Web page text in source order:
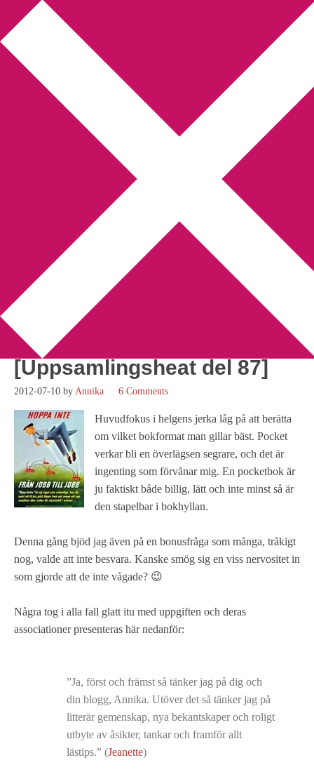
Annikas litteratur-
och kulturblogg
Deckare, kriminalromaner, thrillers
Hem Författarfemman
Webbshop Amazon
Bokbloggsjerka Bloggmaraton
Kriminalroman Min tv-blogg
You are here: Bokbloggsjerka
Vad betyder ordet jerka
egentligen? [Uppsamlingsheat del 87]
Vad betyder ordet jerka
egentligen?
[Uppsamlingsheat del 87]
2012-07-10 by Annika 6 Comments
Huvudfokus i helgens jerka låg på att berätta
om vilket bokformat man gillar bäst. Pocket
verkar bli en överlägsen segrare, och det är
ingenting som förvånar mig. En pocketbok är
ju faktiskt både billig, lätt och inte minst så är
den stapelbar i bokhyllan.
Denna gång bjöd jag även på en bonusfråga som många, tråkigt
nog, valde att inte besvara. Kanske smög sig en viss nervositet in
som gjorde att de inte vågade? 😉
Några tog i alla fall glatt itu med uppgiften och deras
associationer presenteras här nedanför:
”Ja, först och främst så tänker jag på dig och
din blogg, Annika. Utöver det så tänker jag på
litterär gemenskap, nya bekantskaper och roligt
utbyte av åsikter, tankar och framför allt
lästips.” (Jeanette)